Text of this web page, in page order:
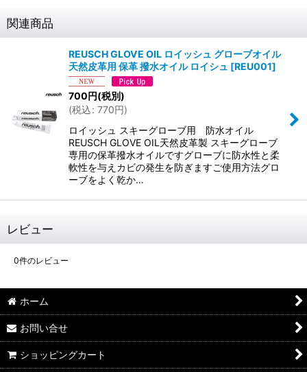
関連商品
REUSCH GLOVE OIL ロイッシュ グローブオイル
天然皮革用 保革 撥水オイル ロイシュ [REU001]
700円(税別)
(税込: 770円)
ロイッシュ スキーグローブ用 防水オイル
REUSCH GLOVE OIL天然皮革製 スキーグローブ
専用の保革撥水オイルですグローブに防水性と柔
軟性を与えカビの発生を防ぎますご使用方法グロ
ーブをよく乾か…
レビュー
0件のレビュー
ホーム
お問い合せ
ショッピングカート